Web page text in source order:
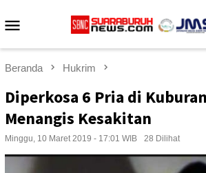
ke
Beranda Hukrim
Diperkosa 6 Pria di
Menangis Kesakitan
Minggu, 10 Maret 2019 - 17:01 WIB 28 Dilihat